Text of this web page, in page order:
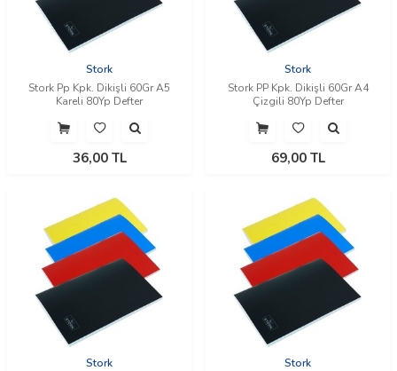
Stork
Stork Pp Kpk. Dikişli 60Gr A5
Kareli 80Yp Defter
36,00TL
Stork
Stork PP Kpk. Dikişli 60Gr A4
Çizgili 80Yp Defter
69,00TL
Stork
Stork